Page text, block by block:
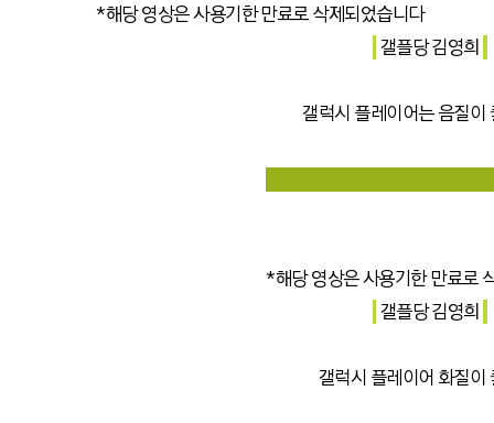
*해당 영상은 사용기한 만료로 삭제되었습니다
갤플당 김영희
갤럭시 플레이어는 음질이
*해당 영상은 사용기한 만료로
갤플당 김영희
갤럭시 플레이어 화질이